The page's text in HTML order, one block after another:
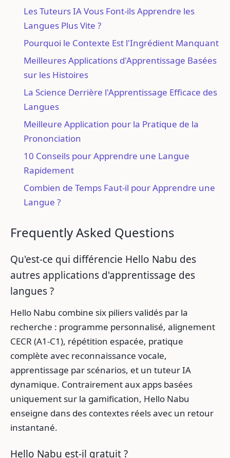
Les Tuteurs IA Vous Font-ils Apprendre les
Langues Plus Vite ?
Pourquoi le Contexte Est l'Ingrédient Manquant
Meilleures Applications d'Apprentissage Basées
sur les Histoires
La Science Derrière l'Apprentissage Efficace des
Langues
Meilleure Application pour la Pratique de la
Prononciation
10 Conseils pour Apprendre une Langue
Rapidement
Combien de Temps Faut-il pour Apprendre une
Langue ?
Frequently Asked Questions
Qu'est-ce qui différencie Hello Nabu des
autres applications d'apprentissage des
langues ?
Hello Nabu combine six piliers validés par la
recherche : programme personnalisé, alignement
CECR (A1-C1), répétition espacée, pratique
complète avec reconnaissance vocale,
apprentissage par scénarios, et un tuteur IA
dynamique. Contrairement aux apps basées
uniquement sur la gamification, Hello Nabu
enseigne dans des contextes réels avec un retour
instantané.
Hello Nabu est-il gratuit ?